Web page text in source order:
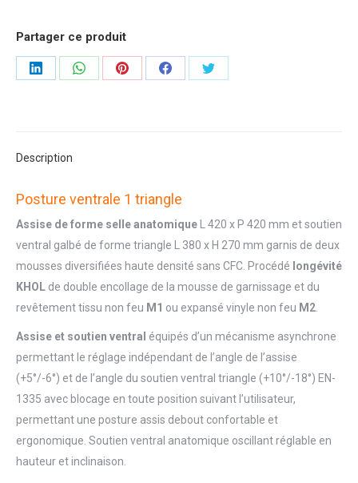
Partager ce produit
Share
Share
Share
Share
Share
Description
Posture ventrale 1 triangle
Assise de forme selle anatomique
L 420 x P 420 mm et soutien
ventral galbé de forme triangle L 380 x H 270 mm garnis de deux
mousses diversifiées haute densité sans CFC. Procédé longévité
KHOL de double encollage de la mousse de garnissage et du
revêtement tissu non feu M1 ou expansé vinyle non feu M2
Assise et soutien ventral équipés d’un mécanisme asynchrone
permettant le réglage indépendant de l’angle de l’assise
(+5°/-6°) et de l’angle du soutien ventral triangle (+10°/-18°) EN-
1335 avec blocage en toute position suivant l’utilisateur,
permettant une posture assis debout confortable et
ergonomique. Soutien ventral anatomique oscillant réglable en
hauteur et inclinaison.